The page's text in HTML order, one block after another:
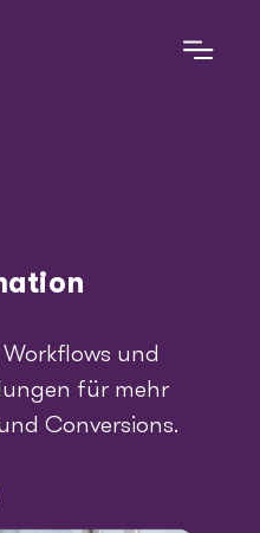
und
für mehr
Conversions.